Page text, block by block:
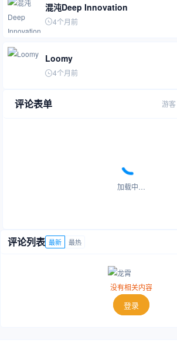
混沌Deep Innovation
4个月前
Loomy
4个月前
评论表单 游客
加载中…
评论列表 最新 最热
没有相关内容
登录